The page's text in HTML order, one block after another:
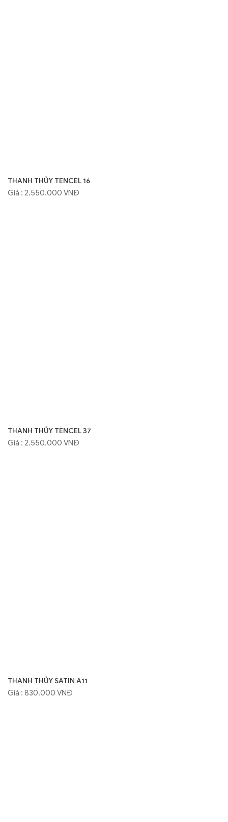
THANH THỦY TENCEL 16
Giá : 2.550.000 VNĐ
THANH THỦY TENCEL 37
Giá : 2.550.000 VNĐ
THANH THỦY SATIN A11
Giá : 830.000 VNĐ